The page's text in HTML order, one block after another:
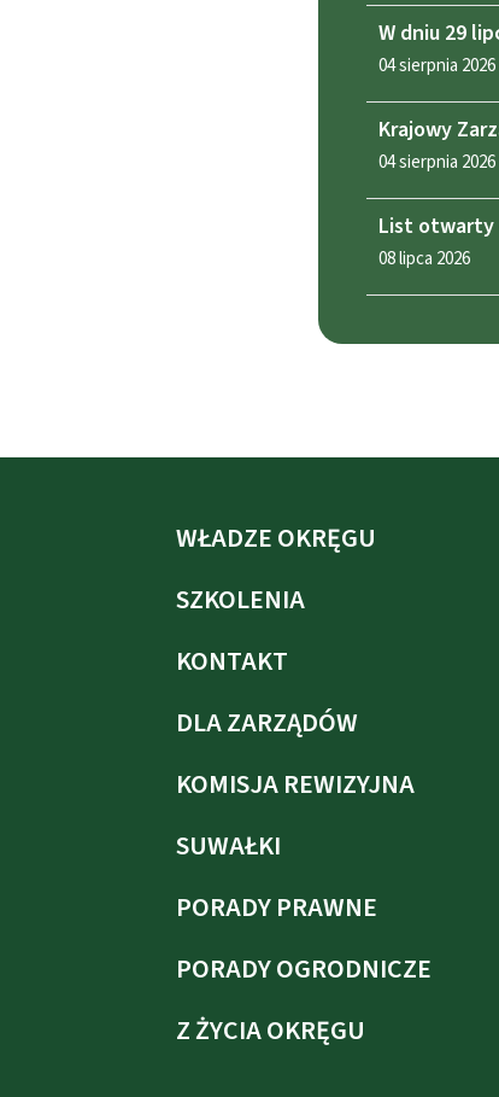
W dniu 29
04 sierpnia 2026
Krajowy
04 sierpnia 2026
List otwarty
08 lipca 2026
WŁADZE OKRĘGU
SZKOLENIA
KONTAKT
DLA ZARZĄDÓW
KOMISJA REWIZYJNA
SUWAŁKI
PORADY PRAWNE
PORADY OGRODNICZE
Z ŻYCIA OKRĘGU